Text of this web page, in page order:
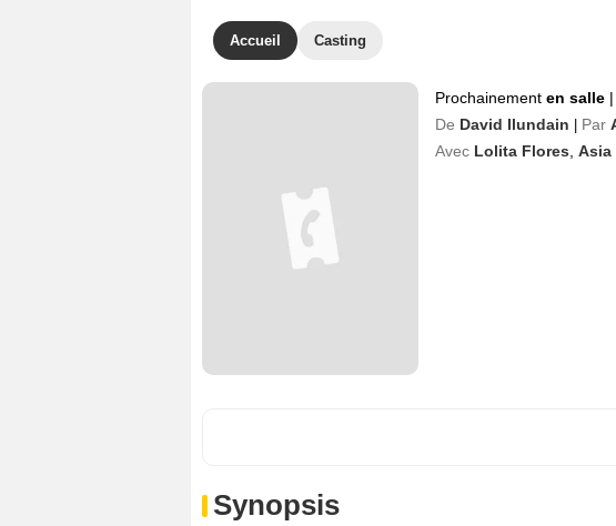
Accueil Casting
Prochainement en salle |
De David Ilundain Par
Avec Lolita Flores Asia
Synopsis